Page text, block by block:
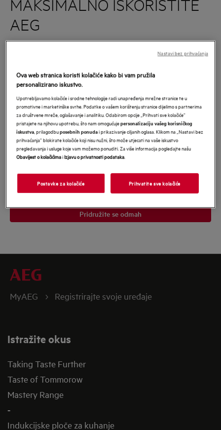
MAKSIMALNO ISKORISTITE
AEG
*Obavezno
Upišite
svoju
e-
mail
adresu
Pristajem na primanje personaliziranog marketinškog sadržaja
Electrolux grupeputem e-pošte, telefona, SMS-a i pošte. Pristajem i da
se moji osobni podaci dijele s mrežama trećih strana i koriste za
mrežama. U svakom trenutku mogu povući svoju suglasnost.
Potvrđujem da imam 18 ili više godina. Za više informacija pročitajte
Obavijest o zaštiti podataka
Pridružite se odmah
MyAEG Registrirajte svoje uređaje
Istražite okus
Taking Taste Further
Taste of Tommorow
Mastery Range
-
Indukcijske ploče za kuhanje
Ova web stranica koristi kolačiće kako bi vam pružila
personalizirano iskustvo.
Upotrebljavamo kolačiće i srodne tehnologije radi unapređenja mrežne stranice te u
promotivne i marketinške svrhe. Podatke o vašem korištenju stranice dijelimo s partnerima
za društvene mreže, oglašavanje i analitiku. Odabirom opcije „Prihvati sve kolačiće”
pristajete na njihovu upotrebu, što nam omogućujepersonalizaciju vašeg korisničkog
iskustva, prilagodbuposebnih ponudai prikazivanje ciljanih oglasa. Klikom na „Nastavi bez
prihvaćanja” blokirate kolačiće koji nisu nužni, što može utjecati na vaše iskustvo
pregledavanja i usluge koje vam možemo ponuditi. Za više informacija pogledajte našu
Obavijest o kolačićimaiIzjavu o privatnosti podataka.
Postavke za kolačiće Prihvatite sve kolačiće
Nastavi bez prihvaćanja